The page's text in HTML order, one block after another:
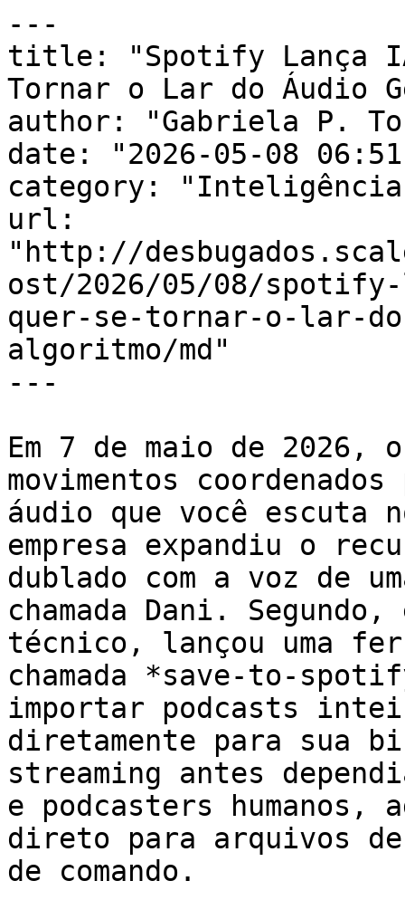
---
title: "Spotify Lança
Tornar o Lar do Áudio
author: "Gabriela P.
date: "2026-05-08
category:
url:
"http://
ost/2026/05/08/
quer-se-tornar-o-lar-
algoritmo/md"
---
Em 7 de maio de
movimentos
áudio que você
empresa expandiu o
dublado com a voz
chamada Dani.
técnico, lançou uma
chamada *save-to-
importar podcasts
diretamente para sua
streaming antes
e podcasters humanos,
direto para arquivos
de comando.